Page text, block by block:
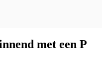
met een P